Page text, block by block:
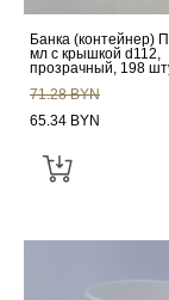
Банка (контейнер)
мл с крышкой d112,
прозрачный, 198
71.28 BYN
65.34 BYN